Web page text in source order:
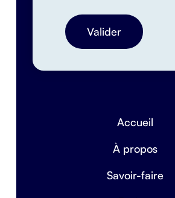
Accueil
À propos
Savoir-faire